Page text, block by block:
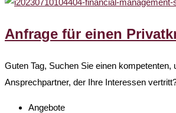
Anfrage für einen
Guten Tag, Suchen Sie einen kompetenten,
Ansprechpartner, der Ihre Interessen
Angebote